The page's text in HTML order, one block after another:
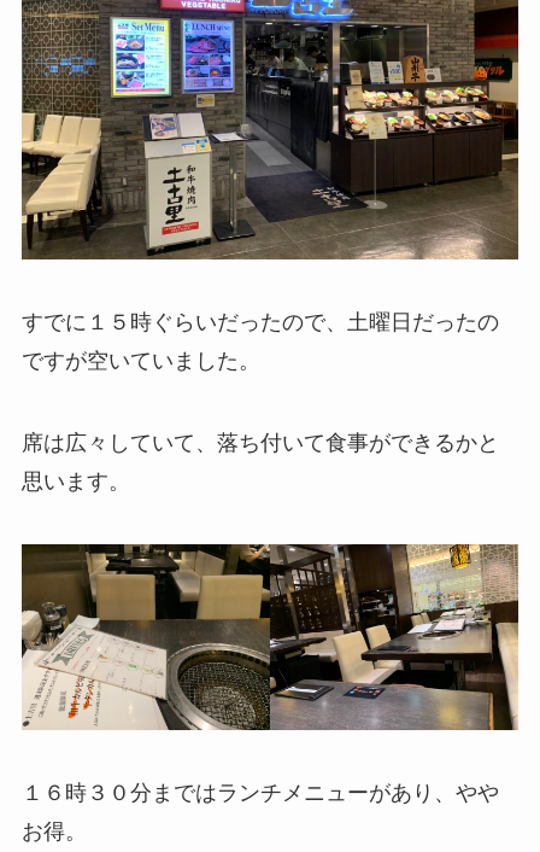
すでに１５時ぐらいだったので、土曜日だったの
ですが空いていました。
席は広々していて、落ち付いて食事ができるかと
思います。
１６時３０分まではランチメニューがあり、やや
お得。